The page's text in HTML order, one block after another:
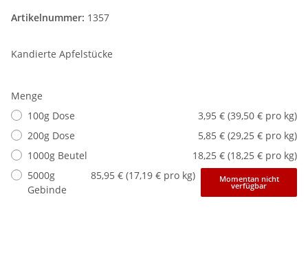
Artikelnummer: 1357
Kandierte Apfelstücke
Menge
100g Dose
3,95 € (39,50 € pro kg)
200g Dose
5,85 € (29,25 € pro kg)
1000g Beutel
18,25 € (18,25 € pro kg)
5000g
Gebinde
85,95 € (17,19 € pro kg) Momentan nicht
verfügbar